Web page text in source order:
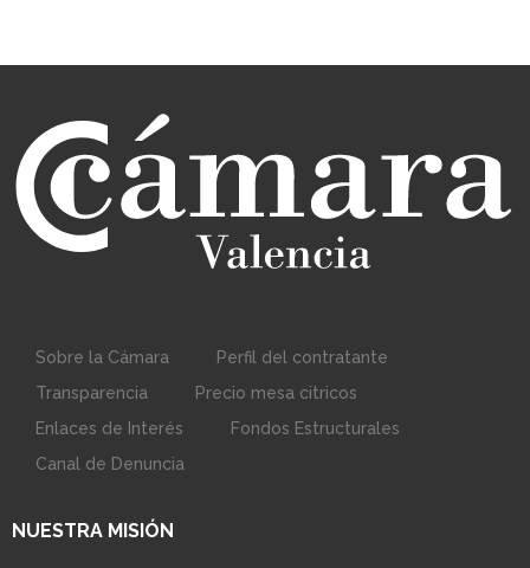
Sobre la Cámara
Perfil del contratante
Transparencia
Precio mesa citricos
Enlaces de Interés
Fondos Estructurales
Canal de Denuncia
NUESTRA MISIÓN